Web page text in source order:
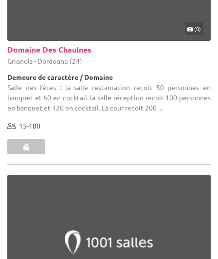
(0)
Domaine Des Chaulnes
Grignols - Dordogne (24)
Demeure de caractère / Domaine
Salle des fêtes : la salle restauration recoit 50 personnes en
banquet et 60 en cocktail. la salle réception recoit 100 personnes
en banquet et 120 en cocktail. La cour recoit 200 ...
15-180